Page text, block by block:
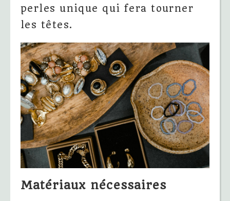
perles unique qui fera tourner
les têtes.
Matériaux nécessaires